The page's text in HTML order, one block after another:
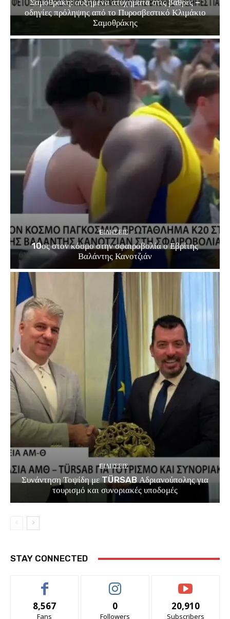
οδηγίες πρόληψης από το Πυροσβεστικό Κλιμάκιο
Σαμοθράκης
EΙΔΗΣΕΙΣ
10ος στον κόσμο στην σφαιροβολία ο Εβρίτης
Βαλάντης Κανοτζιάν
EΙΔΗΣΕΙΣ
Συνάντηση Τοψίδη με TÜRSAB Αδριανούπολης για
τουρισμό και συνοριακές υποδομές
STAY CONNECTED
8,567
Fans
0
Followers
20,910
Subscribers